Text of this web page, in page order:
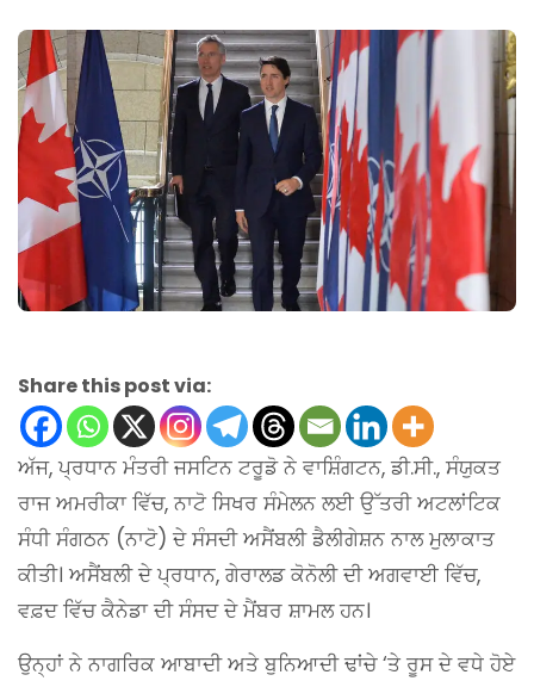
Share this post via:
ਅੱਜ, ਪ੍ਰਧਾਨ ਮੰਤਰੀ ਜਸਟਿਨ ਟਰੂਡੋ ਨੇ ਵਾਸ਼ਿੰਗਟਨ, ਡੀ.ਸੀ., ਸੰਯੁਕਤ
ਰਾਜ ਅਮਰੀਕਾ ਵਿੱਚ, ਨਾਟੋ ਸਿਖਰ ਸੰਮੇਲਨ ਲਈ ਉੱਤਰੀ ਅਟਲਾਂਟਿਕ
ਸੰਧੀ ਸੰਗਠਨ (ਨਾਟੋ) ਦੇ ਸੰਸਦੀ ਅਸੈਂਬਲੀ ਡੈਲੀਗੇਸ਼ਨ ਨਾਲ ਮੁਲਾਕਾਤ
ਕੀਤੀ। ਅਸੈਂਬਲੀ ਦੇ ਪ੍ਰਧਾਨ, ਗੇਰਾਲਡ ਕੋਨੋਲੀ ਦੀ ਅਗਵਾਈ ਵਿੱਚ,
ਵਫ਼ਦ ਵਿੱਚ ਕੈਨੇਡਾ ਦੀ ਸੰਸਦ ਦੇ ਮੈਂਬਰ ਸ਼ਾਮਲ ਹਨ।
ਉਨ੍ਹਾਂ ਨੇ ਨਾਗਰਿਕ ਆਬਾਦੀ ਅਤੇ ਬੁਨਿਆਦੀ ਢਾਂਚੇ ‘ਤੇ ਰੂਸ ਦੇ ਵਧੇ ਹੋਏ